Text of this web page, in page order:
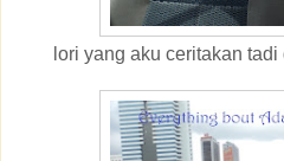
lori yang aku ceritakan